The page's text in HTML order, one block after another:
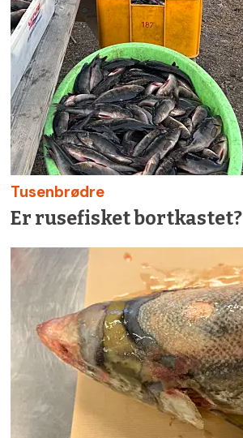
Tusenbrødre
Er rusefisket bortkastet?